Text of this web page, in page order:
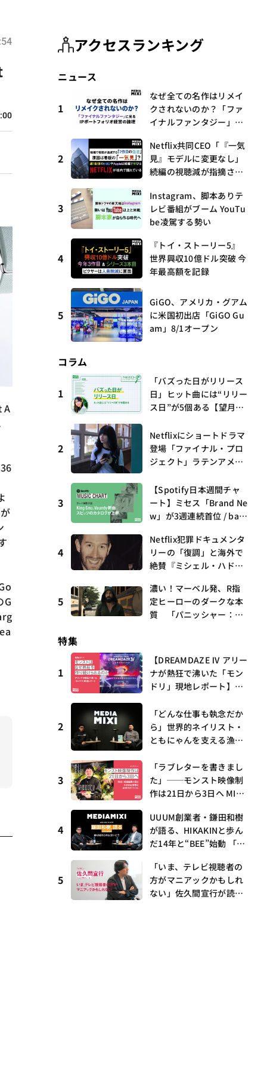
A
G
アクセスランキング
ニュース
1
なぜ全ての名作はリメイ
クされないのか？「ファ
イナルファンタジー」に
営の論理
2
Netflix共同CEO「『一気
見』モデルに変更なし」
続編の視聴減が指摘され
3
Instagram、脚本ありテ
レビ番組がブーム YouTu
be凌駕する勢い
4
『トイ・ストーリー5』
世界興収10億ドル突破 今
年最高額を記録
5
GiGO、アメリカ・グアム
に米国初出店「GiGO Gu
am」8/1オープン
コラム
1
「バズった日がリリース
日」ヒット曲には“リリー
ス日”が5個ある【望月優
3】
2
Netflixにショートドラマ
登場「ファイナル・プロ
ジェクト」ラテンアメリ
第17回 観たいものが多
すぎる～稲垣貴俊の配信
時評
3
【Spotify日本週間チャ
ート】ミセス「Brand Ne
w」が3週連続首位 / bac
曲、King Gnu新曲「GO
GHOST」が初登場〜集計
期間：2026年7/24〜7/30
4
Netflix犯罪ドキュメンタ
リーの「復調」と海外で
絶賛『ミシェル・ハドリ
第16回 観たいものが多
すぎる～稲垣貴俊の配信
時評
5
濃い！マーベル発、R指
定ヒーローのダークな本
質 「パニッシャー：ワ
多すぎる～稲垣貴俊の配
信時評
特集
1
【DREAMDAZE Ⅳ アリー
ナが熱狂で沸いた「モン
ドリ」現地レポート】モ
続けられるのか？コラボ
初の“真獣神化”やDJ KO
O、てつや、兎田ぺこ
も集結
2
「どんな仕事も執念だか
ら」世界的ネイリスト・
ともにゃんを支える漁師
I with interfm #5
3
「ラブレターを書きまし
た」──モンスト映像制
作は21日から3日へ MIX
ay提携とAI時代の“つく
る”
4
UUUM創業者・鎌田和樹
が語る、HIKAKINと歩ん
だ14年と“BEE”始動 「O
——MEDIAMIXI with inte
rfm #3
5
「いま、テレビ視聴者の
方がマニアックかもしれ
ない」佐久間宣行が読み